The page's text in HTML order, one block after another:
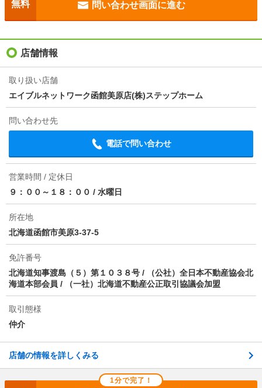
入居
契約期間 普通借家 2年
損保
保証会社利用必 実費（初回保証委託料：賃料合計の5
情報更新日 2026/08/05
次回更新予定日
物件備考
初回保証料賃料の50％ 月額賃料の1.08％ 2年毎更新料
家賃の25％
無料 問い合わせ画面に進む
店舗情報
取り扱い店舗
エイブルネットワーク函館美原店(株)ステップホーム
問い合わせ先
電話で問い合わせ
営業時間 / 定休日
９：００～１８：００ / 水曜日
所在地
北海道函館市美原3-37-5
免許番号
北海道知事渡島（５）第１０３８号 / （公社）全日本不動産協会北
海道本部会員 / （一社）北海道不動産公正取引協議会加盟
取引態様
仲介
店舗の情報を詳しくみる
1分で完了！